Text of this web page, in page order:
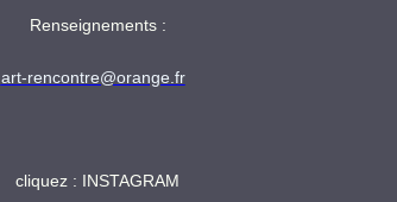
Renseignements :
art-rencontre@orange.fr
cliquez : INSTAGRAM